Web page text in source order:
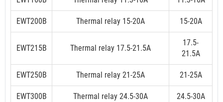
EWT200B Thermal relay 15-20A 15-20A
EWT215B Thermal relay 17.5-21.5A
17.5-
21.5A
EWT250B Thermal relay 21-25A 21-25A
EWT300B Thermal relay 24.5-30A 24.5-30A